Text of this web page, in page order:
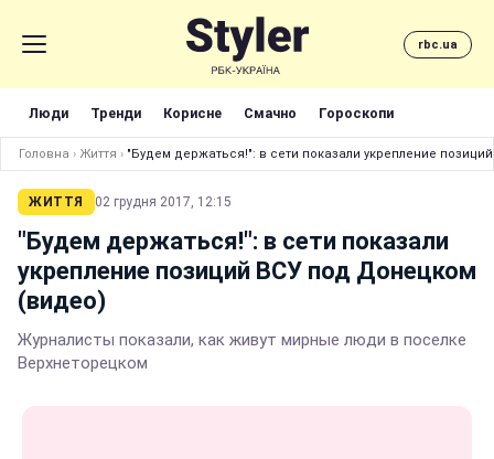
rbc.ua
Люди Тренди Корисне Смачно Гороскопи
Головна › Життя › "Будем держаться!": в сети показали укрепление
ЖИТТЯ 02 грудня 2017, 12:15
"Будем держаться!": в сети показали
укрепление позиций ВСУ под Донецком
(видео)
Журналисты показали, как живут мирные люди в поселке
Верхнеторецком